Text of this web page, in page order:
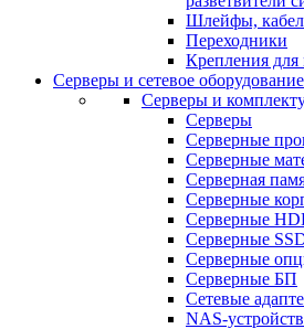
Шлейфы,
Переходники
Крепления для
Серверы и сетевое оборудование
Серверы и
Серверы
Серверные
Серверные
Серверная
Серверные
Серверные
Серверные
Серверные
Серверные БП
Сетевые
NAS-